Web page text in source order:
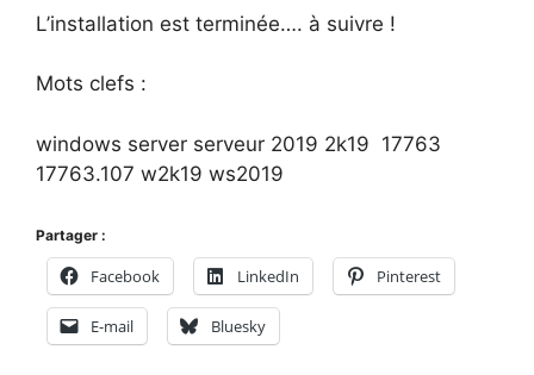
L’installation est terminée…. à suivre !
Mots clefs :
windows server serveur 2019 2k19 17763
17763.107 w2k19 ws2019
Partager :
Facebook LinkedIn Pinterest
E-mail Bluesky